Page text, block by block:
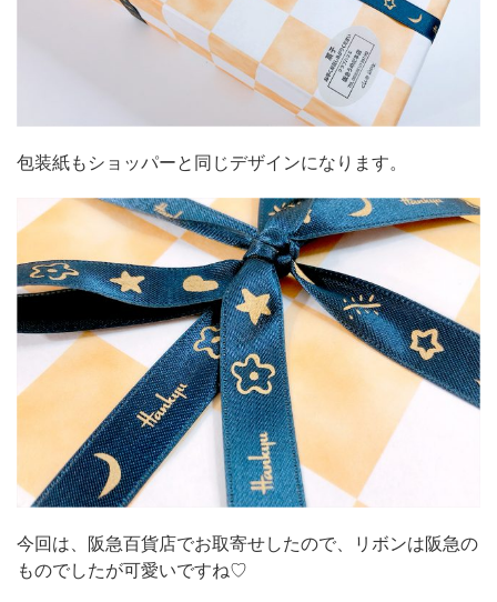
包装紙もショッパーと同じデザインになります。
今回は、阪急百貨店でお取寄せしたので、リボンは阪急の
ものでしたが可愛いですね♡